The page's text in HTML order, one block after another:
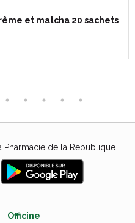
et matcha 20 sachets
Pharmacie de la République
Officine